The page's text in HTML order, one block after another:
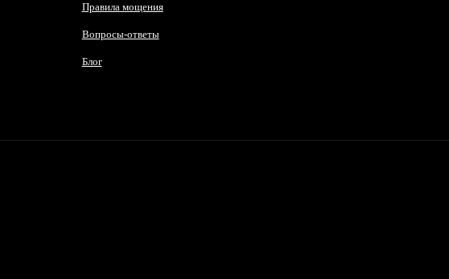
Правила мощения
Вопросы-ответы
Блог